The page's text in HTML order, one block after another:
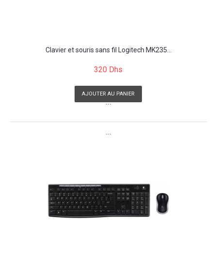
Clavier et souris sans fil Logitech MK235...
320 Dhs
AJOUTER AU PANIER
```
```